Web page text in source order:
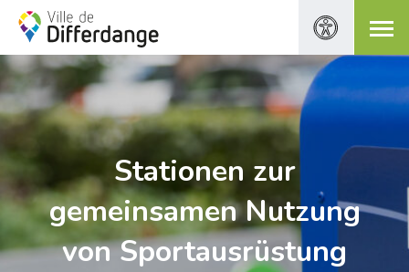
Stationen zur
gemeinsamen Nutzung
von Sportausrüstung